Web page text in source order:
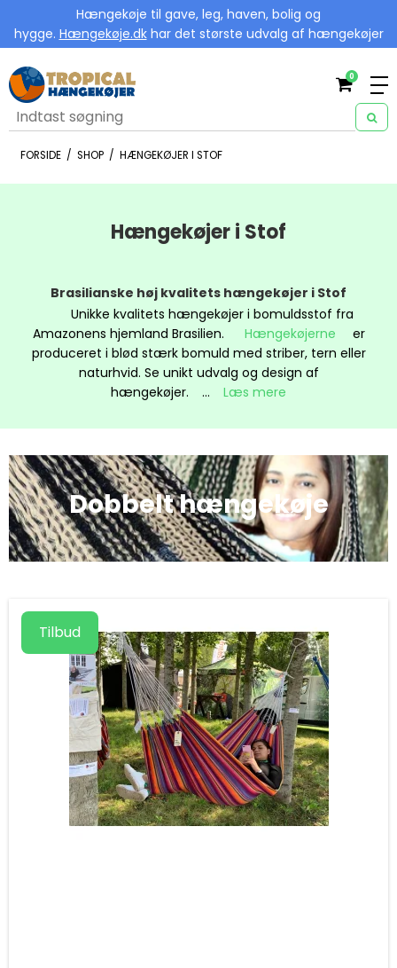
Hængekøje til gave, leg, haven, bolig og
hygge. Hængekøje.dkhar det største udvalg af hængekøjer
0
FORSIDE / SHOP / HÆNGEKØJER I STOF
Hængekøjer i Stof
Brasilianske høj kvalitets hængekøjer i Stof
Unikke kvalitets hængekøjer i bomuldsstof fra
Amazonens hjemland Brasilien.
Hængekøjerne
er
produceret i blød stærk bomuld med striber, tern eller
naturhvid. Se unikt udvalg og design af
hængekøjer.
... Læs mere
Dobbelt hængekøje
Tilbud